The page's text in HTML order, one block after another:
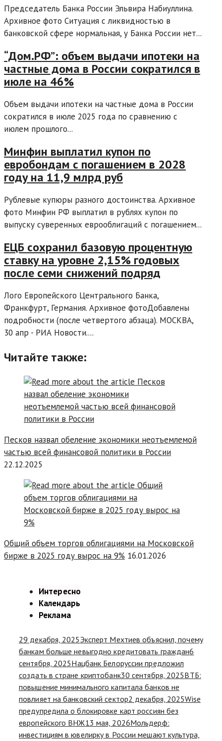
Председатель Банка России Эльвира Набиуллина.
Архивное фото Ситуация с ликвидностью в
банковской сфере нормальная, у Банка России нет...
“Дом.РФ”: объем выдачи ипотеки на
частные дома в России сократился в
июле на 46%
Объем выдачи ипотеки на частные дома в России
сократился в июле 2025 года по сравнению с
июлем прошлого...
Минфин выплатил купон по
евробондам с погашением в 2028
году на 11,9 млрд руб
Рублевые купюры разного достоинства. Архивное
фото Минфин РФ выплатил в рублях купон по
выпуску суверенных еврооблигаций с погашением...
ЕЦБ сохранил базовую процентную
ставку на уровне 2,15% годовых
после семи снижений подряд
Лого Европейского Центрального Банка,
Франкфурт, Германия. Архивное фотоДобавлены
подробности (после четвертого абзаца). МОСКВА,
30 апр - РИА Новости....
Читайте также:
Песков назвал обеление экономики неотъемлемой
частью всей финансовой политики в России
22.12.2025
Общий объем торгов облигациями на Московской
бирже в 2025 году вырос на 9% 16.01.2026
Интересно
Календарь
Реклама
29 декабря, 2025Эксперт Мехтиев объяснил, почему
банкам больше невыгодно кредитовать граждан6
сентября, 2025Нацбанк Белоруссии предложил
создать в стране криптобанк30 сентября, 2025ВТБ:
повышение минимального капитала банков не
повлияет на банковский сектор2 декабря, 2025Wise
предупредила о блокировке карт россиян без
европейского ВНЖ13 мая, 2026Мольдерф:
инвестициям в ювелирку в России мешают культура,